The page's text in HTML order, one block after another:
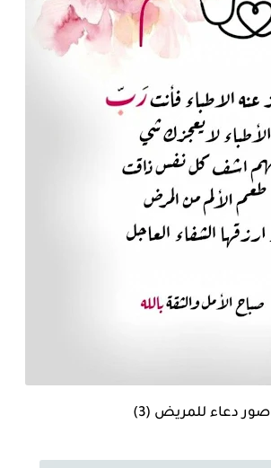
صور دعاء للمريض (3)